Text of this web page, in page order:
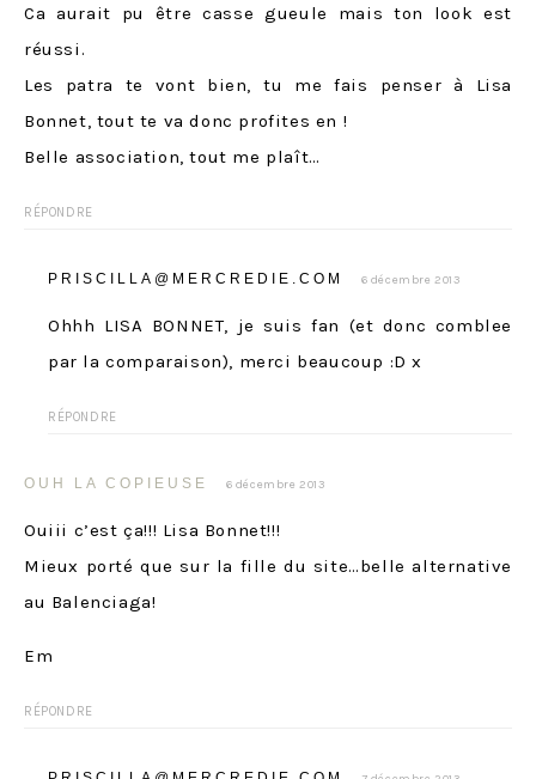
Ca aurait pu être casse gueule mais ton look est
réussi.
Les patra te vont bien, tu me fais penser à Lisa
Bonnet, tout te va donc profites en !
Belle association, tout me plaît…
RÉPONDRE
PRISCILLA@MERCREDIE.COM 6 décembre 2013
Ohhh LISA BONNET, je suis fan (et donc comblee
par la comparaison), merci beaucoup :D x
RÉPONDRE
OUH LA COPIEUSE 6 décembre 2013
Ouiii c’est ça!!! Lisa Bonnet!!!
Mieux porté que sur la fille du site…belle alternative
au Balenciaga!
Em
RÉPONDRE